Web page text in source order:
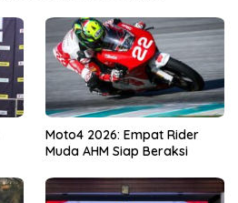
Moto4 2026: Empat Rider
Muda AHM Siap Beraksi